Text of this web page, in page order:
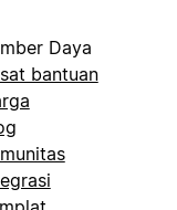
Daya
bantuan